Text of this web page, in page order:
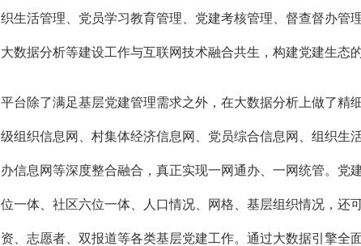
织生活管理、党员学习教育管理、党建考核管理、督查督办管
大数据分析等建设工作与互联网技术融合共生，构建党建生态
平台除了满足基层党建管理需求之外，在大数据分析上做了精
级组织信息网、村集体经济信息网、党员综合信息网、组织生
办信息网等深度整合融合，真正实现一网通办、一网统管。党
位一体、社区六位一体、人口情况、网格、基层组织情况，还
资、志愿者、双报道等各类基层党建工作。通过大数据引擎全